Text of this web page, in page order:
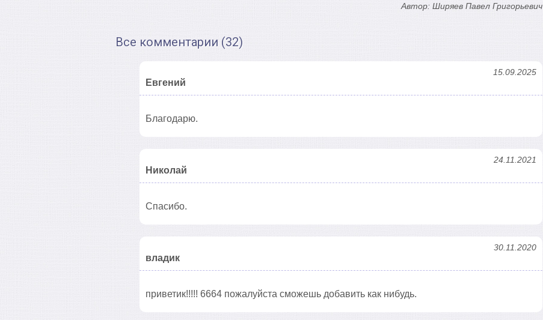
Автор: Ширяев Павел Григорьевич
Все комментарии (32)
Евгений
15.09.2025
Благодарю.
Николай
24.11.2021
Спасибо.
владик
30.11.2020
приветик!!!!! 6664 пожалуйста сможешь добавить как нибудь.